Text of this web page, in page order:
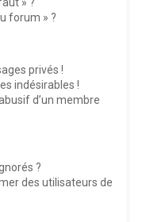
forum » ?
privés !
indésirables !
d’un membre
?
des utilisateurs de